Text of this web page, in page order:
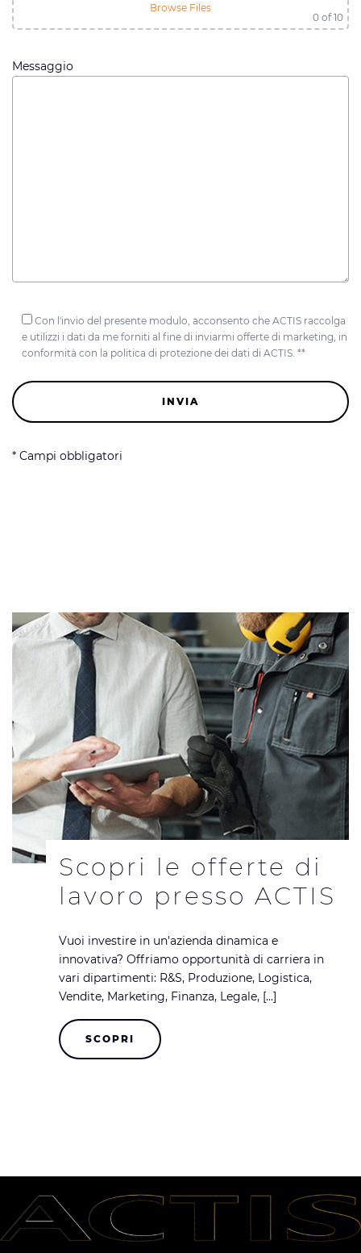
Browse Files
0 of 10
Messaggio
Con l'invio del presente modulo, acconsento che ACTIS raccolga
e utilizzi i dati da me forniti al fine di inviarmi offerte di marketing, in
conformità con la politica di protezione dei dati di ACTIS. **
* Campi obbligatori
Scopri le offerte di
lavoro presso ACTIS
Vuoi investire in un'azienda dinamica e
innovativa? Offriamo opportunità di carriera in
vari dipartimenti: R&S, Produzione, Logistica,
Vendite, Marketing, Finanza, Legale, [...]
SCOPRI